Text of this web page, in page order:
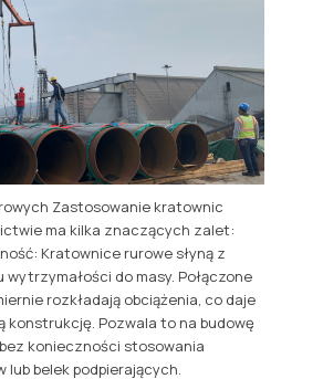
Zastosowanie kratownic
ma kilka znaczących zalet:
Kratownice rurowe słyną z
do masy. Połączone
rozkładają obciążenia, co daje
konstrukcję. Pozwala to na budowę
konieczności stosowania
lub belek podpierających.